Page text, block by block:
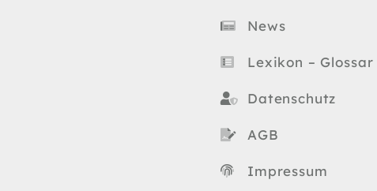
News
Lexikon – Glossar
Datenschutz
AGB
Impressum